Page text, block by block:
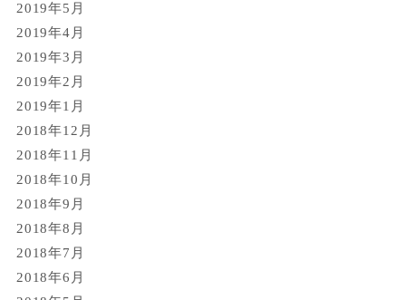
2019年5月
2019年4月
2019年3月
2019年2月
2019年1月
2018年12月
2018年11月
2018年10月
2018年9月
2018年8月
2018年7月
2018年6月